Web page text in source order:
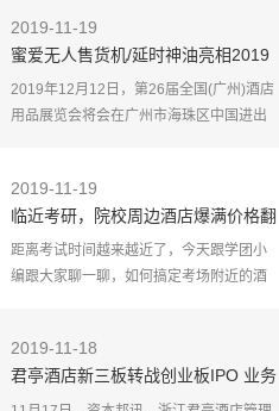
色"是他对这家酒店
2019-11-19
蜜爱无人售货机/延时神油亮相2019
第26届广州酒店用品展览会
2019年12月12日，第26届全国(广州)酒店
用品展览会将会在广州市海珠区中国进出
采。
随着我国
2019-11-19
临近考研，院校周边酒店爆满价格翻
番怎么办？看完本文定有所获！
距离考试时间越来越近了，今天跟学团小
编跟大家聊一聊，如何搞定考场附近的酒
店价格狂涨，房间少
2019-11-18
君亭酒店新三板转战创业板IPO 业务
地区集中度太高？